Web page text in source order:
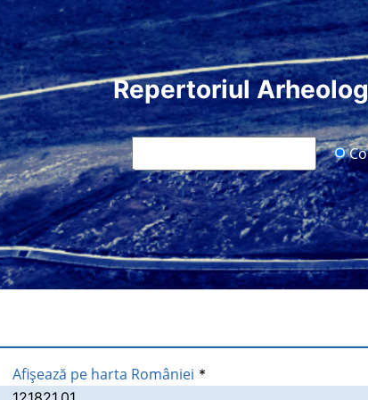
Repertoriul
Afişează pe harta României *